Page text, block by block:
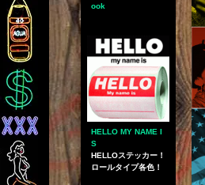
ook
HELLO MY NAME I
S
HELLOステッカー！
ロールタイプ各色！